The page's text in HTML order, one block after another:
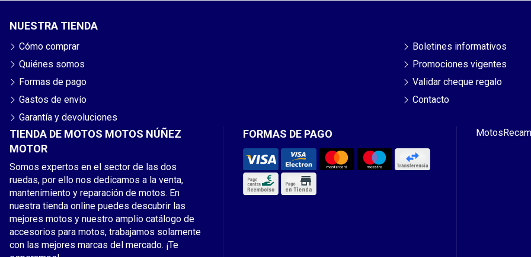
TIENDA DE MOTOS MOTOS NÚÑEZ
MOTOR
Somos expertos en el sector de las dos
ruedas, por ello nos dedicamos a la venta,
mantenimiento y reparación de motos. En
nuestra tienda online puedes descubrir las
mejores motos y nuestro amplio catálogo de
accesorios para motos, trabajamos solamente
con las mejores marcas del mercado. ¡Te
FORMAS DE PAGO
NUESTRA TIENDA
Cómo comprar
Quiénes somos
Formas de pago
Gastos de envío
Garantía y devoluciones
Boletines informativos
Promociones vigentes
Validar cheque regalo
Contacto
Motos